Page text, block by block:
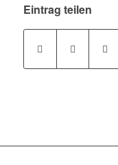
Eintrag teilen